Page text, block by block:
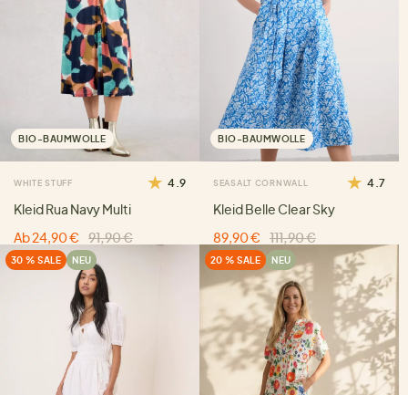
BIO-BAUMWOLLE
WHITE STUFF 4.9
Kleid Rua Navy Multi
Ab 24,90 €
91,90 €
BIO-BAUMWOLLE
SEASALT CORNWALL 4.7
Kleid Belle Clear Sky
89,90 €
111,90 €
30 % SALE NEU 20 % SALE NEU